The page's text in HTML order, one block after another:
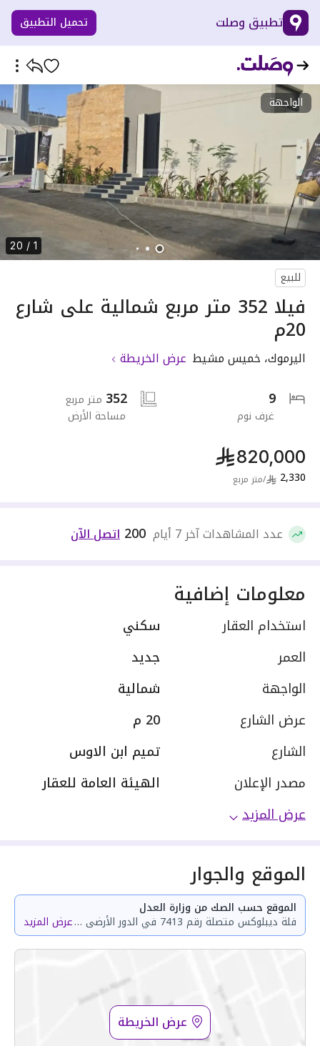
تطبيق وصلت تحميل التطبيق
الواجهة
1 / 20
للبيع
فيلا 352 متر مربع شمالية على شارع
20م
اليرموك، خميس مشيط عرض الخريطة
9
غرف نوم
352 متر مربع
مساحة الأرض
820,000
2,330
/متر مربع
عدد المشاهدات آخر 7 أيام 200 اتصل الآن
معلومات إضافية
استخدام العقار
سكني
العمر
جديد
الواجهة
شمالية
عرض الشارع
20 م
الشارع
تميم ابن الاوس
مصدر الإعلان
الهيئة العامة للعقار
عرض المزيد
الموقع والجوار
الموقع حسب الصك من وزارة العدل
فلة ديبلوكس متصلة رقم 7413 في الدور الأرضى والدور الأول والملحق من العقار رقم 7413 المقام على قطعة الارض 447 من المخطط رقم 2338/1441/ع/2 بين مخطط الوسام ومخطط درة الموسى بمدينة خميس مشيط مساحة الوحدة من الأرض 162.5 مترعرض المزيد
عرض الخريطة